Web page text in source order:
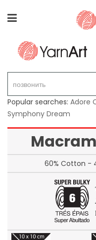
Popular searches: Adore
Symphony Dream
60% Cotton -